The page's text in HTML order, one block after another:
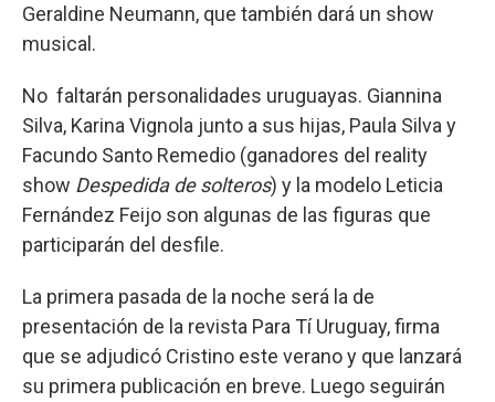
Geraldine Neumann, que también dará un show
musical.
No faltarán personalidades uruguayas. Giannina
Silva, Karina Vignola junto a sus hijas, Paula Silva y
Facundo Santo Remedio (ganadores del reality
show Despedida de solteros) y la modelo Leticia
Fernández Feijo son algunas de las figuras que
participarán del desfile.
La primera pasada de la noche será la de
presentación de la revista Para Tí Uruguay, firma
que se adjudicó Cristino este verano y que lanzará
su primera publicación en breve. Luego seguirán